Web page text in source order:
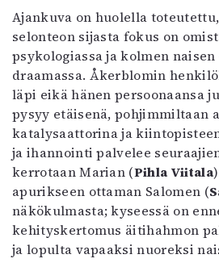
Ajankuva on huolella
selonteon sijasta fokus on
psykologiassa ja kolmen naisen
draamassa. Åkerblomin
läpi eikä hänen persoonaansa
pysyy etäisenä, pohjimmiltaan
katalysaattorina ja
ja ihannointi palvelee
kerrotaan Marian (Pihla Viitala
apurikseen ottaman Salomen (
näkökulmasta; kyseessä on
kehityskertomus äitihahmon
ja lopulta vapaaksi nuoreksi